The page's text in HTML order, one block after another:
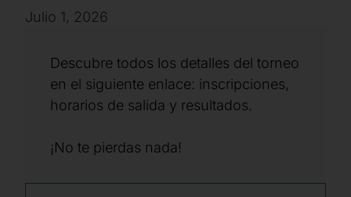
Julio 1, 2026
Descubre todos los detalles del torneo
en el siguiente enlace: inscripciones,
horarios de salida y resultados.
¡No te pierdas nada!